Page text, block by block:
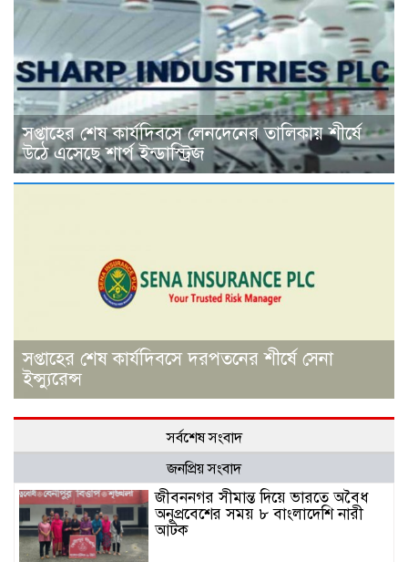
সপ্তাহের শেষ কার্যদিবসে লেনদেনের তালিকায় শীর্ষে
উঠে এসেছে শার্প ইন্ডাস্ট্রিজ
সপ্তাহের শেষ কার্যদিবসে দরপতনের শীর্ষে সেনা
ইন্স্যুরেন্স
সর্বশেষ সংবাদ
জনপ্রিয় সংবাদ
জীবননগর সীমান্ত দিয়ে ভারতে অবৈধ
অনুপ্রবেশের সময় ৮ বাংলাদেশি নারী
আটক